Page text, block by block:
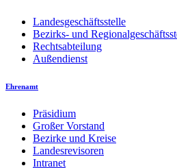
Landesgeschäftsstelle
Bezirks- und
Rechtsabteilung
Außendienst
Ehrenamt
Präsidium
Großer Vorstand
Bezirke und Kreise
Landesrevisoren
Intranet